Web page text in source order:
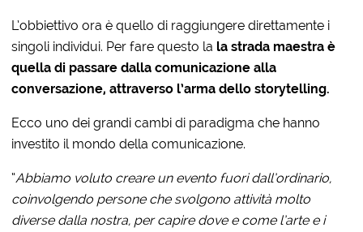
L’obbiettivo ora è quello di raggiungere direttamente i
singoli individui. Per fare questo la la strada maestra è
quella di passare dalla comunicazione alla
conversazione, attraverso l’arma dello storytelling.
Ecco uno dei grandi cambi di paradigma che hanno
investito il mondo della comunicazione.
“Abbiamo voluto creare un evento fuori dall’ordinario,
coinvolgendo persone che svolgono attività molto
diverse dalla nostra, per capire dove e come l’arte e i